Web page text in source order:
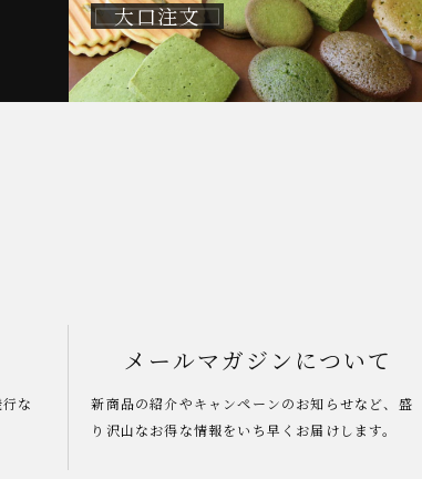
大口注文
な
メールマガジンについて
新商品の紹介やキャンペーンのお知らせなど、盛
り沢山なお得な情報をいち早くお届けします。